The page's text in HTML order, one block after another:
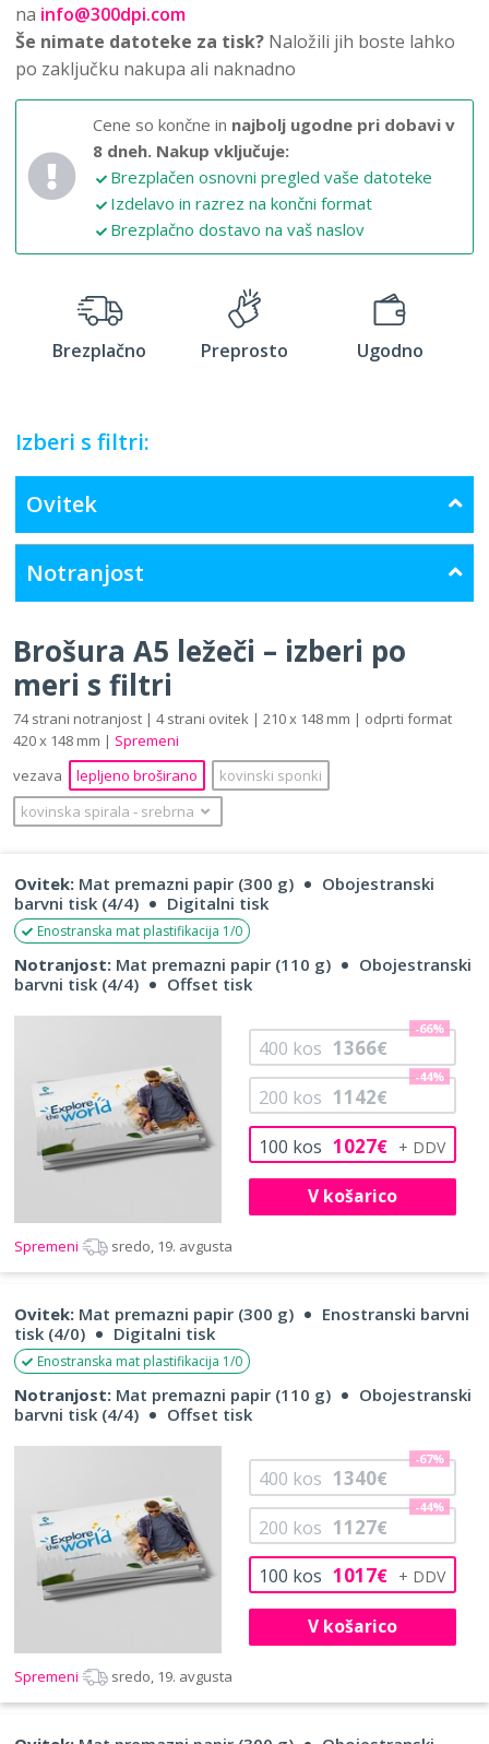
na info@300dpi.com
Še nimate datoteke za tisk? Naložili jih boste lahko
po zaključku nakupa ali naknadno
Cene so končne in najbolj ugodne pri dobavi v
8 dneh. Nakup vključuje:
Brezplačen osnovni pregled vaše datoteke
Izdelavo in razrez na končni format
Brezplačno dostavo na vaš naslov
Brezplačno Preprosto Ugodno
Izberi s filtri:
Ovitek
Notranjost
Brošura A5 ležeči – izberi po
meri s filtri
74 strani notranjost | 4 strani ovitek | 210 x 148 mm | odprti format
420 x 148 mm | Spremeni
vezava
lepljeno broširano
kovinski sponki
kovinska spirala ‐ srebrna
Ovitek: Mat premazni papir (300 g)
Obojestranski
barvni tisk (4/4)
Digitalni tisk
Enostranska mat plastifikacija 1/0
Notranjost: Mat premazni papir (110 g)
Obojestranski
barvni tisk (4/4)
Offset tisk
100 kos 1027€
200 kos 1142€
-44%
400 kos 1366€
-66%
V košarico
Spremeni sredo, 19. avgusta
Ovitek: Mat premazni papir (300 g)
Enostranski barvni
tisk (4/0)
Digitalni tisk
Enostranska mat plastifikacija 1/0
Notranjost: Mat premazni papir (110 g)
Obojestranski
barvni tisk (4/4)
Offset tisk
100 kos 1017€
200 kos 1127€
-44%
400 kos 1340€
-67%
V košarico
Spremeni sredo, 19. avgusta